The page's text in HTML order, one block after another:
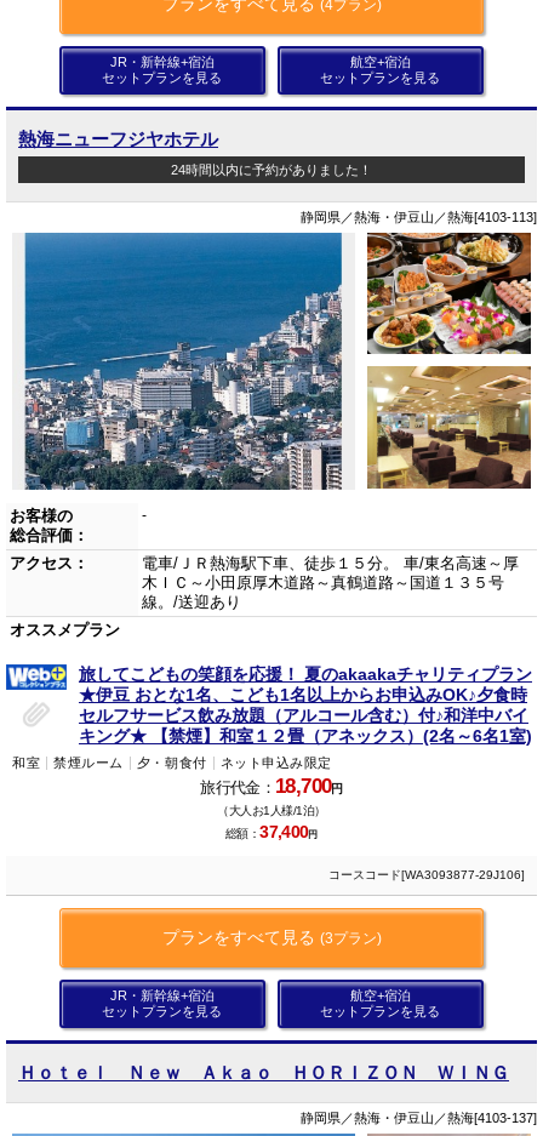
(4プラン)
JR・新幹線+宿泊
セットプランを見る
航空+宿泊
セットプランを見る
熱海ニューフジヤホテル
24時間以内に予約がありました！
静岡県／熱海・伊豆山／熱海[4103-113]
お客様の
総合評価：
-
アクセス：
電車/ＪＲ熱海駅下車、徒歩１５分。 車/東名高速～厚
木ＩＣ～小田原厚木道路～真鶴道路～国道１３５号
線。/送迎あり
オススメプラン
旅してこどもの笑顔を応援！ 夏のakaakaチャリティプラン
★伊豆 おとな1名、こども1名以上からお申込みOK♪夕食時
セルフサービス飲み放題（アルコール含む）付♪和洋中バイ
キング★ 【禁煙】和室１２畳（アネックス）(2名～6名1室)
和室 禁煙ルーム 夕・朝食付 ネット申込み限定
旅行代金： 18,700円
（大人お1人様/1泊）
総額：37,400円
コースコード[WA3093877-29J106]
プランをすべて見る (3プラン)
JR・新幹線+宿泊
セットプランを見る
航空+宿泊
セットプランを見る
Ｈｏｔｅｌ Ｎｅｗ Ａｋａｏ ＨＯＲＩＺＯＮ ＷＩＮＧ
静岡県／熱海・伊豆山／熱海[4103-137]